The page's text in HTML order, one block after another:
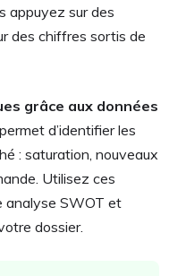
appuyez sur des
des chiffres sortis de
grâce aux données
permet d’identifier les
: saturation, nouveaux
Utilisez ces
analyse SWOT et
dossier.